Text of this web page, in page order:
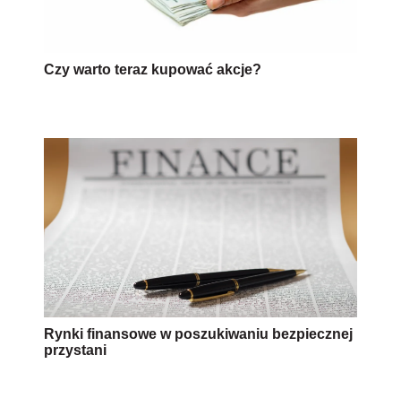
Czy warto teraz kupować akcje?
Rynki finansowe w poszukiwaniu bezpiecznej
przystani